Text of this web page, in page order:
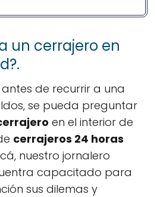
un cerrajero en
de recurrir a una
se pueda preguntar
en el interior de
cerrajeros 24 horas
nuestro jornalero
capacitado para
sus dilemas y